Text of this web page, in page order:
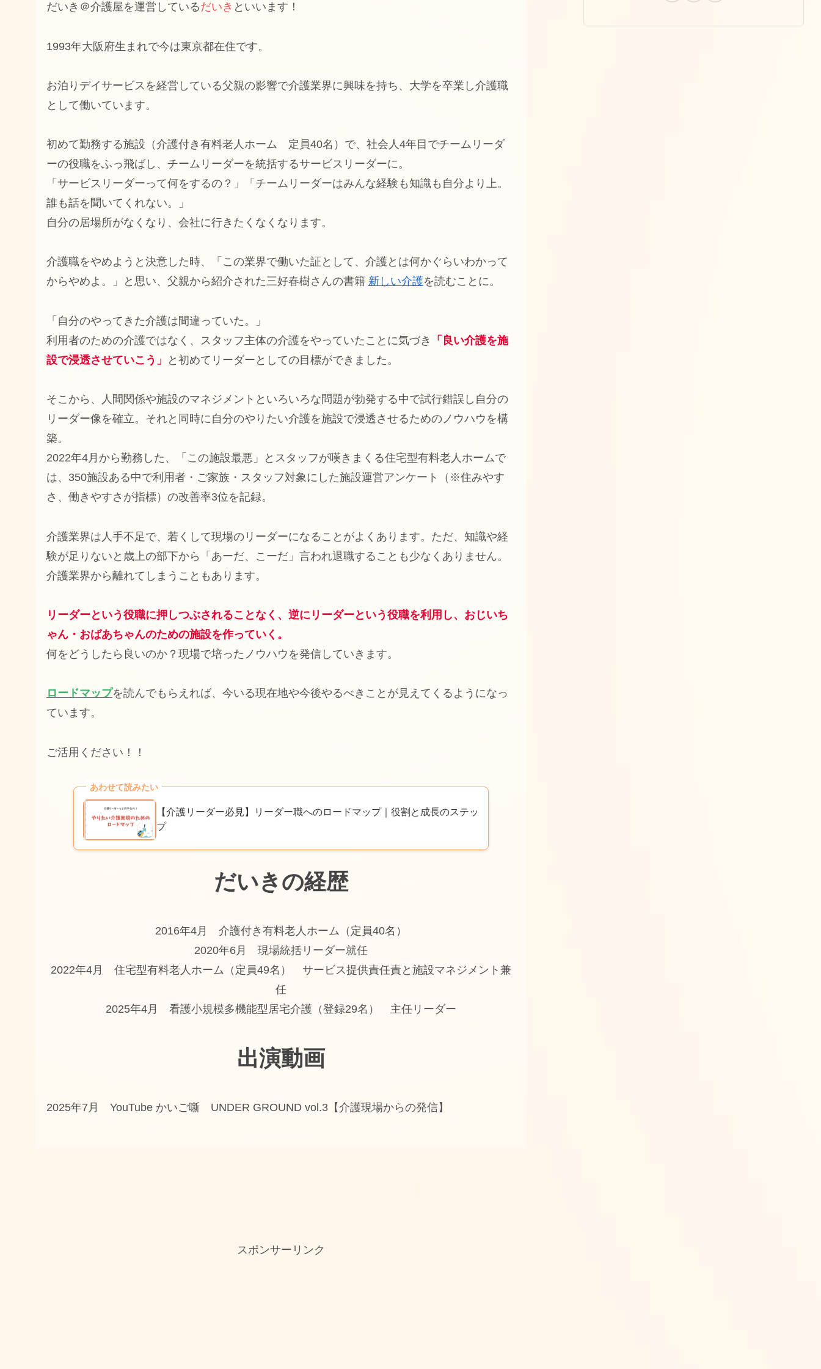
だいき＠介護屋を運営しているだいき といいます！
1993年大阪府生まれで今は東京都在住です。
お泊りデイサービスを経営している父親の影響で介護業界に興味を持ち、大学を卒業し介護職
として働いています。
初めて勤務する施設（介護付き有料老人ホーム 定員40名）で、社会人4年目でチームリーダ
ーの役職をふっ飛ばし、チームリーダーを統括するサービスリーダーに。
「サービスリーダーって何をするの？」「チームリーダーはみんな経験も知識も自分より上。
誰も話を聞いてくれない。」
自分の居場所がなくなり、会社に行きたくなくなります。
介護職をやめようと決意した時、「この業界で働いた証として、介護とは何かぐらいわかって
からやめよ。」と思い、父親から紹介された三好春樹さんの書籍 新しい介護を読むことに。
「自分のやってきた介護は間違っていた。」
利用者のための介護ではなく、スタッフ主体の介護をやっていたことに気づき
「良い介護を施
設で浸透させていこう」
と初めてリーダーとしての目標ができました。
そこから、人間関係や施設のマネジメントといろいろな問題が勃発する中で試行錯誤し自分の
リーダー像を確立。それと同時に自分のやりたい介護を施設で浸透させるためのノウハウを構
築。
2022年4月から勤務した、「この施設最悪」とスタッフが嘆きまくる住宅型有料老人ホームで
は、350施設ある中で利用者・ご家族・スタッフ対象にした施設運営アンケート（※住みやす
さ、働きやすさが指標）の改善率3位を記録。
介護業界は人手不足で、若くして現場のリーダーになることがよくあります。ただ、知識や経
験が足りないと歳上の部下から「あーだ、こーだ」言われ退職することも少なくありません。
介護業界から離れてしまうこともあります。
リーダーという役職に押しつぶされることなく、逆にリーダーという役職を利用し、おじいち
ゃん・おばあちゃんのための施設を作っていく。
何をどうしたら良いのか？現場で培ったノウハウを発信していきます。
ロードマップを読んでもらえれば、今いる現在地や今後やるべきことが見えてくるようになっ
ています。
ご活用ください！！
あわせて読みたい
【介護リーダー必見】リーダー職へのロードマップ｜役割と成長のステッ
プ
だいきの経歴
2016年4月 介護付き有料老人ホーム（定員40名）
2020年6月 現場統括リーダー就任
2022年4月 住宅型有料老人ホーム（定員49名） サービス提供責任責と施設マネジメント兼
任
2025年4月 看護小規模多機能型居宅介護（登録29名） 主任リーダー
出演動画
2025年7月 YouTube かいご噺 UNDER GROUND vol.3【介護現場からの発信】
スポンサーリンク